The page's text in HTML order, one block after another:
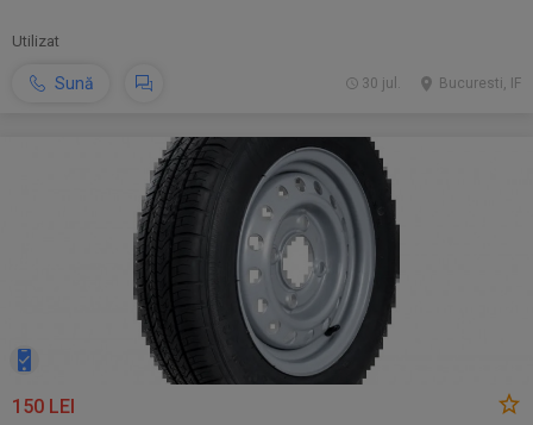
Utilizat
Sună Bucuresti, IF
30 jul.
150 LEI